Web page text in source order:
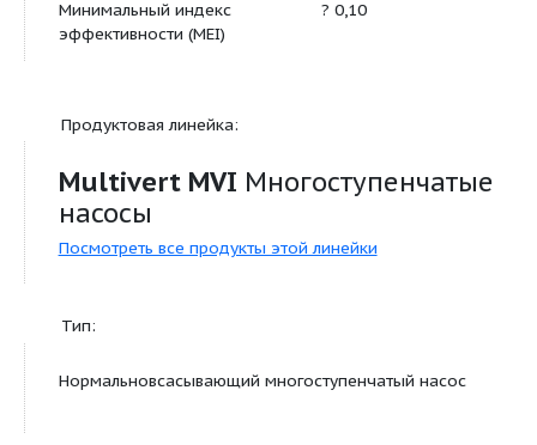
Многоступенчатый нормальновсасывающий
высоконапорный центробежный насос
Секции, рабочие и ведущие колеса и все
перекачиваемой средой детали выполнены из
стали. Скользящее торцевое уплотнение с
направлением вращения.
формы. Допуск KTW/ACS/WRAS для всех